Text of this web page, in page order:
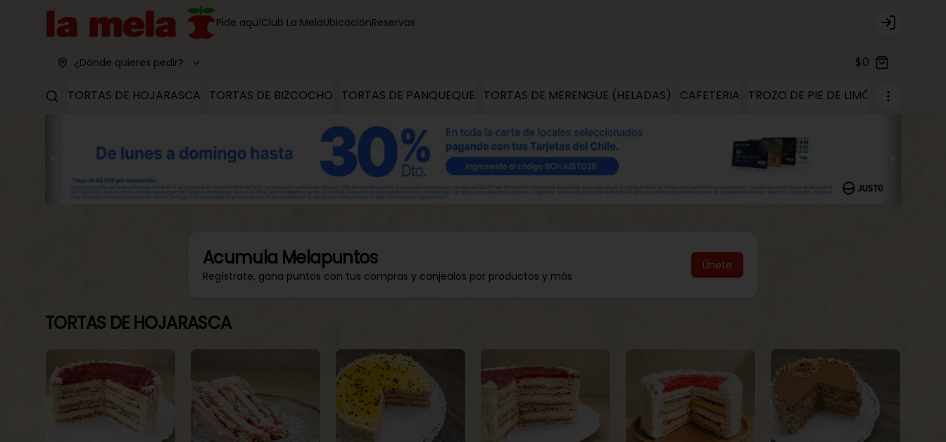
Pide aquíClub La MelaUbicaciónReservas Login
¿Dónde quieres pedir? $0
TORTAS DE HOJARASCA TORTAS DE BIZCOCHO TORTAS DE PANQUEQUE TORTAS DE MERENGUE (HELADAS) CAFETERIA TROZO DE PIE DE LIMÓN TROZOS
Acumula Melapuntos
Regístrate, gana puntos con tus compras y canjealos por productos y más
Únete
TORTAS DE HOJARASCA